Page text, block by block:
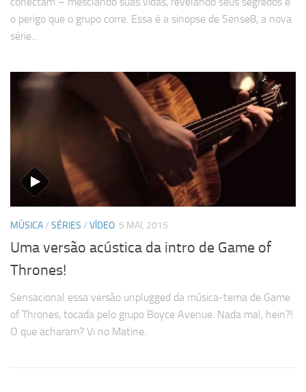
o perigo que o grupo corre. Essa é a sinopse de Sense8, a nova
série...
MÚSICA/ SÉRIES / VÍDEO 5 MAI, 2015
Uma versão acústica da intro de Game of
Thrones!
Sensacional essa versão unplugged da música-tema de Game
of Thrones, tocada pelo grupo Boyce Avenue. Nada mal, hein?!
O que acharam? Vi no Matine.